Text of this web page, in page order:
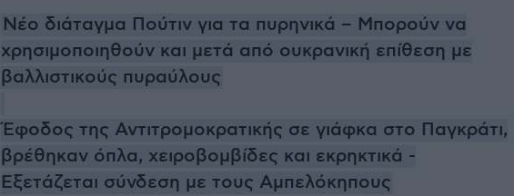
Νέο διάταγμα Πούτιν για τα πυρηνικά – Μπορούν να
χρησιμοποιηθούν και μετά από ουκρανική επίθεση με
βαλλιστικούς πυραύλους
Έφοδος της Αντιτρομοκρατικής σε γιάφκα στο Παγκράτι,
βρέθηκαν όπλα, χειροβομβίδες και εκρηκτικά -
Εξετάζεται σύνδεση με τους Αμπελόκηπους